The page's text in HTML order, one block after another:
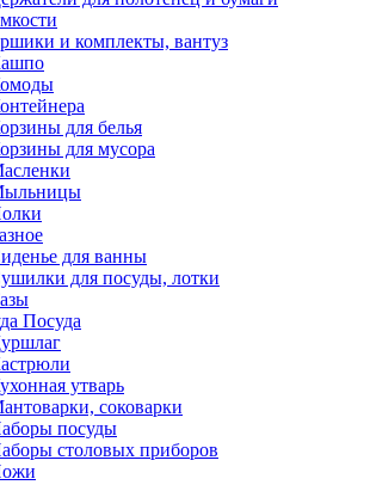
и комплекты, вантуз
для белья
для мусора
для ванны
для посуды, лотки
Посуда
утварь
соковарки
посуды
столовых приборов